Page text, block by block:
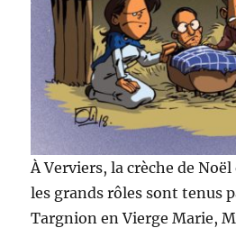
À Verviers, la crèche de
les grands rôles sont tenus
Targnion en Vierge Marie,